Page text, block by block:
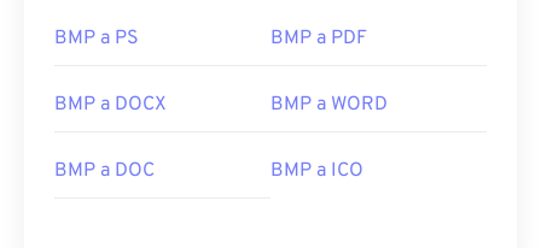
BMP a PS BMP a PDF
BMP a DOCX BMP a WORD
BMP a DOC BMP a ICO